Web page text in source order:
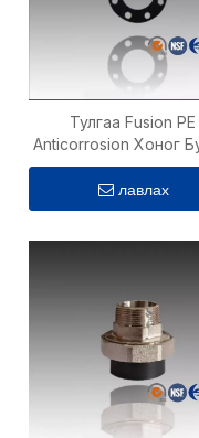
Тулгаа Fusion PE
Anticorrosion Хоног
цагираг
лавлах